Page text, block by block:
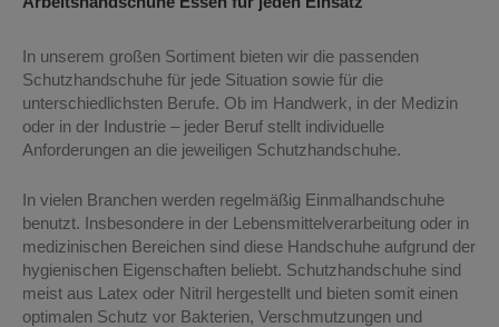
In unserem großen Sortiment bieten wir die passenden
Schutzhandschuhe für jede Situation sowie für die
unterschiedlichsten Berufe. Ob im Handwerk, in der Medizin
oder in der Industrie – jeder Beruf stellt individuelle
Anforderungen an die jeweiligen Schutzhandschuhe.
In vielen Branchen werden regelmäßig Einmalhandschuhe
benutzt. Insbesondere in der Lebensmittelverarbeitung oder in
medizinischen Bereichen sind diese Handschuhe aufgrund der
hygienischen Eigenschaften beliebt. Schutzhandschuhe sind
meist aus Latex oder Nitril hergestellt und bieten somit einen
optimalen Schutz vor Bakterien, Verschmutzungen und